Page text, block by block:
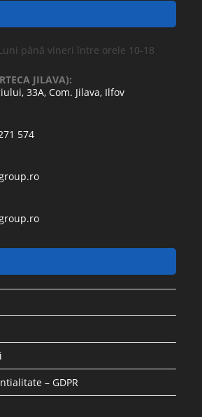
până vineri între orele 10-18
JILAVA):
33A, Com. Jilava, Ilfov
574
– GDPR